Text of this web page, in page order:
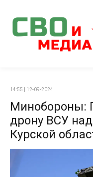
14:55 | 12-09-2024
Минобороны:
дрону ВСУ
Курской